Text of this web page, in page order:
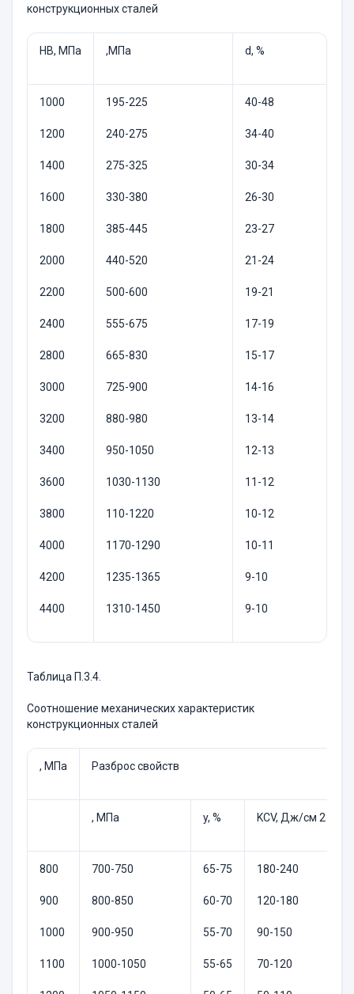
конструкционных сталей
НВ, МПа ,МПа d, %
1000
1200
1400
1600
1800
2000
2200
2400
2800
3000
3200
3400
3600
3800
4000
4200
4400
195-225
240-275
275-325
330-380
385-445
440-520
500-600
555-675
665-830
725-900
880-980
950-1050
1030-1130
110-1220
1170-1290
1235-1365
1310-1450
40-48
34-40
30-34
26-30
23-27
21-24
19-21
17-19
15-17
14-16
13-14
12-13
11-12
10-12
10-11
9-10
9-10
Таблица П.3.4.
Соотношение механических характеристик
конструкционных сталей
, МПа Разброс свойств
, МПа y, % KCV, Дж/см 2
800
900
1000
1100
700-750
800-850
900-950
1000-1050
65-75
60-70
55-70
55-65
180-240
120-180
90-150
70-120